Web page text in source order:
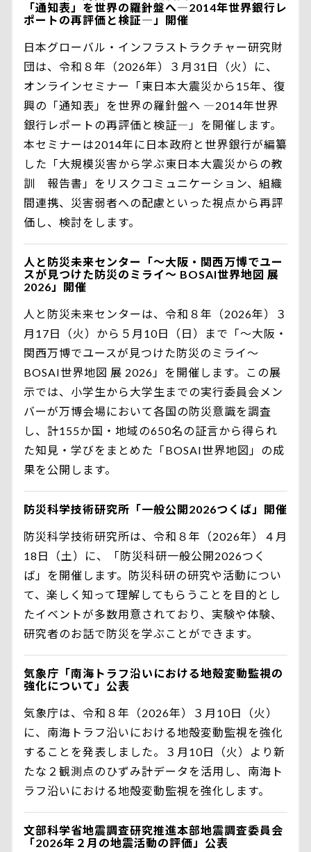
「通知表」を世界の羅針盤へ―2014年世界銀行レ
ポートの再評価と検証―」開催
日本グローバル・インフラストラクチャー研究財
団は、令和８年（2026年）３月31日（火）に、
オンラインセミナー「東日本大震災から15年、復
興の「通知表」を世界の羅針盤へ ―2014年世界
銀行レポートの再評価と検証―」を開催します。
本セミナーは2014年に日本政府と世界銀行が編纂
した「大規模災害から学ぶ東日本大震災からの教
訓 報告書」をリスクコミュニケーション、組織
間連携、災害弱者への配慮といった視点から再評
価し、検討をします。
人と防災未来センター「～大阪・関西万博でユー
スが見つけた防災のミライ～ BOSAI世界地図 展
2026」開催
人と防災未来センターは、令和８年（2026年）３
月17日（火）から５月10日（日）まで「～大阪・
関西万博でユースが見つけた防災のミライ～
BOSAI世界地図 展 2026」を開催します。この展
示では、小学生から大学生までの実行委員会メン
バーが万博会場において各国の防災意識を調査
し、計155か国・地域の650名の証言から得られ
た知見・学びをまとめた「BOSAI世界地図」の成
果を公開します。
防災科学技術研究所「一般公開2026つくば」開催
防災科学技術研究所は、令和８年（2026年）４月
18日（土）に、「防災科研一般公開2026つく
ば」を開催します。防災科研の研究や活動につい
て、楽しく知って理解してもらうことを目的とし
たイベントが多数用意されており、実験や体験、
研究者のお話で防災を学ぶことができます。
気象庁「南海トラフ沿いにおける地殻変動監視の
強化について」公表
気象庁は、令和８年（2026年）３月10日（火）
に、南海トラフ沿いにおける地殻変動監視を強化
することを発表しました。３月10日（火）より新
たな２観測点のひずみ計データを活用し、南海ト
ラフ沿いにおける地殻変動監視を強化します。
文部科学省地震調査研究推進本部地震調査委員会
「2026年２月の地震活動の評価」公表